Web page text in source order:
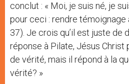
conclut : « Moi, je suis né, je
pour ceci : rendre témoignage
37). Je crois qu’il est juste de
réponse à Pilate, Jésus Christ
de vérité, mais il répond à la
vérité? »